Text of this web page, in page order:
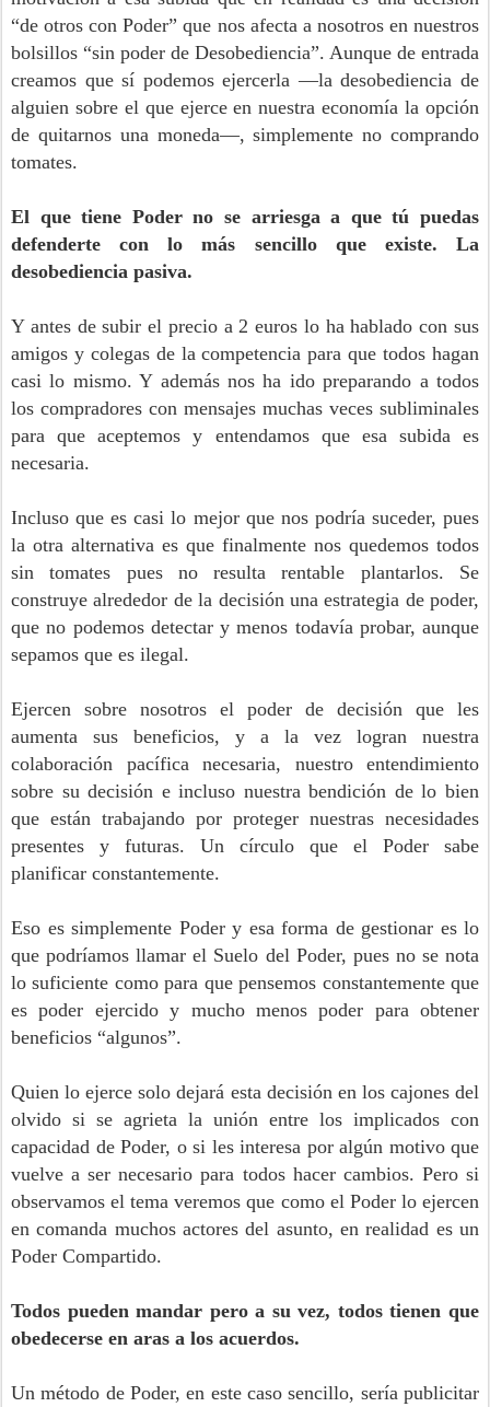
“de otros con Poder” que nos afecta a nosotros en nuestros
bolsillos “sin poder de Desobediencia”. Aunque de entrada
creamos que sí podemos ejercerla —la desobediencia de
alguien sobre el que ejerce en nuestra economía la opción
de quitarnos una moneda—, simplemente no comprando
tomates.
El que tiene Poder no se arriesga a que tú puedas
defenderte con lo más sencillo que existe. La
desobediencia pasiva.
Y antes de subir el precio a 2 euros lo ha hablado con sus
amigos y colegas de la competencia para que todos hagan
casi lo mismo. Y además nos ha ido preparando a todos
los compradores con mensajes muchas veces subliminales
para que aceptemos y entendamos que esa subida es
necesaria.
Incluso que es casi lo mejor que nos podría suceder, pues
la otra alternativa es que finalmente nos quedemos todos
sin tomates pues no resulta rentable plantarlos. Se
construye alrededor de la decisión una estrategia de poder,
que no podemos detectar y menos todavía probar, aunque
sepamos que es ilegal.
Ejercen sobre nosotros el poder de decisión que les
aumenta sus beneficios, y a la vez logran nuestra
colaboración pacífica necesaria, nuestro entendimiento
sobre su decisión e incluso nuestra bendición de lo bien
que están trabajando por proteger nuestras necesidades
presentes y futuras. Un círculo que el Poder sabe
planificar constantemente.
Eso es simplemente Poder y esa forma de gestionar es lo
que podríamos llamar el Suelo del Poder, pues no se nota
lo suficiente como para que pensemos constantemente que
es poder ejercido y mucho menos poder para obtener
beneficios “algunos”.
Quien lo ejerce solo dejará esta decisión en los cajones del
olvido si se agrieta la unión entre los implicados con
capacidad de Poder, o si les interesa por algún motivo que
vuelve a ser necesario para todos hacer cambios. Pero si
observamos el tema veremos que como el Poder lo ejercen
en comanda muchos actores del asunto, en realidad es un
Poder Compartido.
Todos pueden mandar pero a su vez, todos tienen que
obedecerse en aras a los acuerdos.
Un método de Poder, en este caso sencillo, sería publicitar